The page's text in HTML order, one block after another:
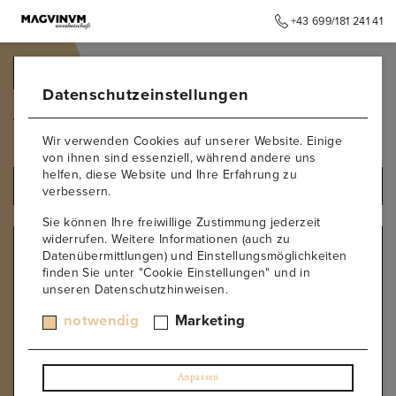
+43 699/181 241 41
Wien
REGION
Niederösterreich
Thermenregion
Burgenland
Steiermark
Wien
Ahr
Datenschutzeinstellungen
Wir verwenden Cookies auf unserer Website. Einige
von ihnen sind essenziell, während andere uns
helfen, diese Website und Ihre Erfahrung zu
verbessern.
Sie können Ihre freiwillige Zustimmung jederzeit
widerrufen. Weitere Informationen (auch zu
Datenübermittlungen) und Einstellungsmöglichkeiten
finden Sie unter "Cookie Einstellungen" und in
unseren Datenschutzhinweisen.
notwendig Marketing
Anpassen